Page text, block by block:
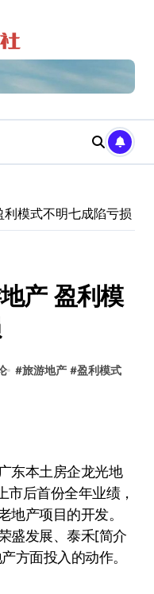
模式不明七成陷亏损
产 盈利模
#旅游地产 #盈利模式
东本土房企龙光地
市后首份全年业绩，
地产项目的开发。
盛发展、泰禾[简介
方面投入的动作。